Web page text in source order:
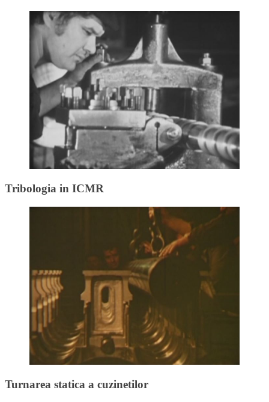
Tribologia in ICMR
Turnarea statica a cuzinetilor